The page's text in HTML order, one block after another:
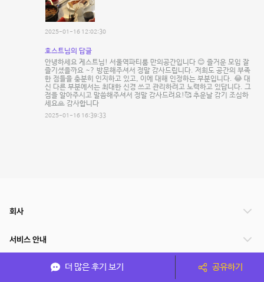
2025-01-16 12:02:30
호스트님의 답글
안녕하세요 게스트님! 서울역파티룸 만의공간입니다 😊 즐거운 모임 잘
즐기셨을까요 ~? 방문해주셔서 정말 감사드립니다. 저희도 공간의 부족
한 점들을 충분히 인지하고 있고, 이에 대해 인정하는 부분입니다. 😂 대
신 다른 부분에서는 최대한 신경 쓰고 관리하려고 노력하고 있답니다. 그
점을 알아주시고 말씀해주셔서 정말 감사드려요!🥰 추운날 감기 조심하
세요🙏 감사합니다
2025-01-16 16:39:33
더 많은 후기 보기 공유하기
회사
서비스 안내